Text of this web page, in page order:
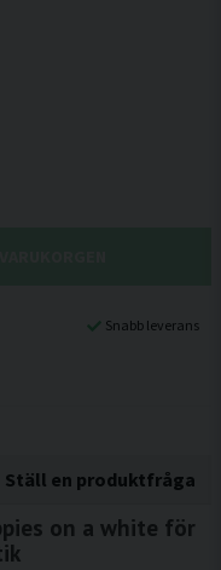
Snabb leverans
Ställ en produktfråga
on a white för